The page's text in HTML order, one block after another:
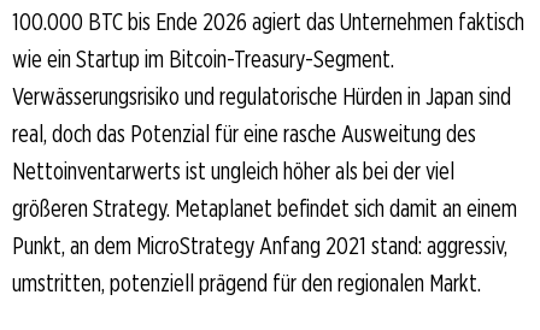
100.000 BTC bis Ende 2026 agiert das Unternehmen faktisch
wie ein Startup im Bitcoin-Treasury-Segment.
Verwässerungsrisiko und regulatorische Hürden in Japan sind
real, doch das Potenzial für eine rasche Ausweitung des
Nettoinventarwerts ist ungleich höher als bei der viel
größeren Strategy. Metaplanet befindet sich damit an einem
Punkt, an dem MicroStrategy Anfang 2021 stand: aggressiv,
umstritten, potenziell prägend für den regionalen Markt.